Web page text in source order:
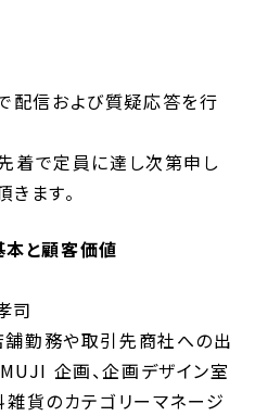
配信および質疑応答を行
着で定員に達し次第申し
ます。
本と顧客価値
司
勤務や取引先商社への出
企画、企画デザイン室
貨のカテゴリーマネージ